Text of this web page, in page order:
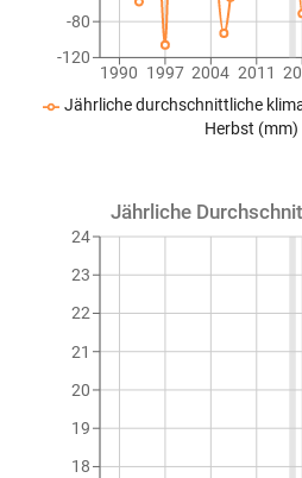
1990 1997 2004 2011
-120
-80
Jährliche durchschnittliche
Herbst (mm)
Jährliche
18
19
20
21
22
23
24